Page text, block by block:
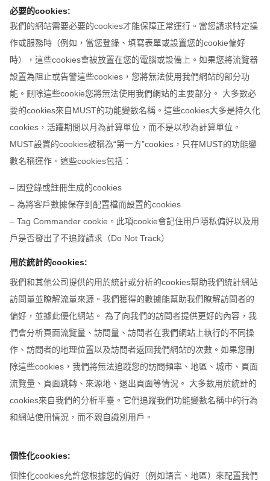
必要的cookies:
我們的網站需要必要的cookies才能保障正常運行。當您請求特定操
作或服務時（例如，當您登錄、填寫表單或設置您的cookie偏好
時），這些cookies會被放置在您的電腦或設備上。如果您將流覽器
設置為阻止或告警這些cookies，您將無法使用我們網站的部分功
能。刪除這些cookie您將無法使用我們網站的主要部分。 大多數必
要的cookies來自MUST的功能變數名稱。這些cookies大多是持久化
cookies，活躍期間以月為計算單位，而不是以秒為計算單位。
MUST設置的cookies被稱為“第一方”cookies，只在MUST的功能變
數名稱運作。這些cookies包括：
– 因登錄或註冊生成的cookies
– 為將客戶數據保存到配置檔而設置的cookies
– Tag Commander cookie。此項cookie會記住用戶隱私偏好以及用
戶是否發出了不追蹤請求（Do Not Track）
用於統計的cookies:
我們和其他公司提供的用於統計或分析的cookies幫助我們統計網站
訪問量並瞭解流量來源。我們獲得的數據能幫助我們瞭解訪問者的
偏好，並據此優化網站。 為了向我們的訪問者提供更好的內容，我
們會分析頁面流覽量、訪問量、訪問者在我們網站上執行的不同操
作、訪問者的地理位置以及訪問者返回我們網站的次數。如果您刪
除這些cookies，我們將無法追蹤您的訪問頻率、地區、城市、頁面
流覽量、頁面跳轉、來源地、退出頁面等情況。 大多數用於統計的
cookies來自我們的分析平臺。它們追蹤我們功能變數名稱中的行為
和網站使用情況，而不親自識別用戶。
個性化cookies:
個性化cookies允許您根據您的偏好（例如語言、地區）來配置我們